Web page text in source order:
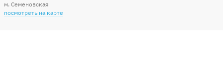
м. Семеновская
посмотреть на карте